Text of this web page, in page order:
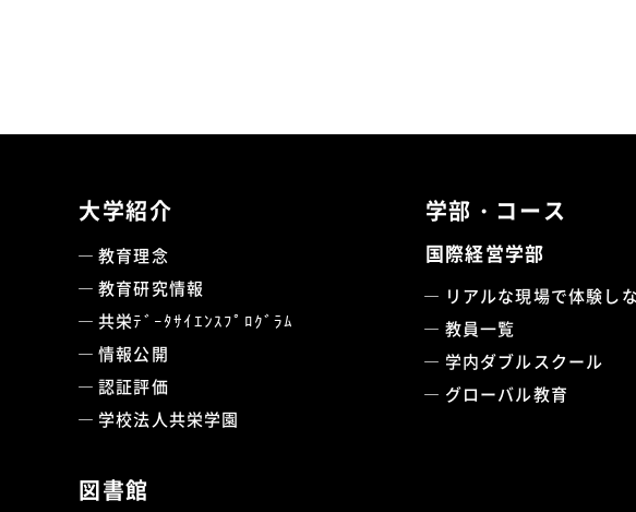
大学紹介
教育理念
教育研究情報
共栄ﾃﾞｰﾀｻｲｴﾝｽﾌﾟﾛｸﾞﾗﾑ
情報公開
認証評価
学校法人共栄学園
図書館
学部・コース
国際経営学部
リアルな現場で体験し
教員一覧
学内ダブルスクール
グローバル教育